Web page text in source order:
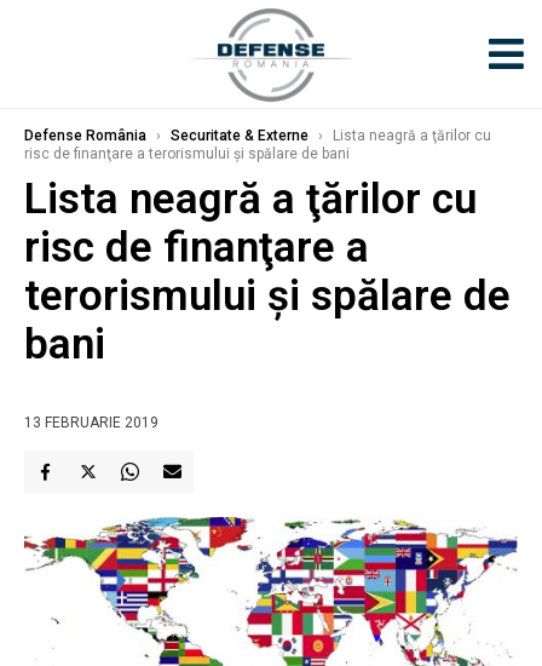
Defense România › Securitate & Externe ›
Lista neagră a ţărilor cu
risc de finanţare a terorismului şi spălare de bani
Lista neagră a ţărilor cu
risc de finanţare a
terorismului şi spălare de
bani
13 FEBRUARIE 2019